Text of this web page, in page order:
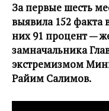
За первые шесть
выявила 152 факта
них 91 процент —
замначальника
экстремизмом
Райим Салимов.